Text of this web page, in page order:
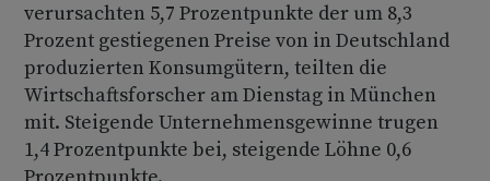
verursachten 5,7 Prozentpunkte der um 8,3
Prozent gestiegenen Preise von in Deutschland
produzierten Konsumgütern, teilten die
Wirtschaftsforscher am Dienstag in München
mit. Steigende Unternehmensgewinne trugen
1,4 Prozentpunkte bei, steigende Löhne 0,6